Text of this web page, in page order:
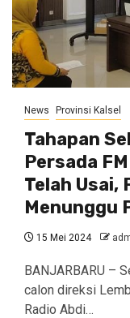
News Provinsi Kalsel
Tahapan
Persada
Telah Usai,
Menunggu
15 Mei 2024
BANJARBARU –
calon direksi
Radio Abdi…